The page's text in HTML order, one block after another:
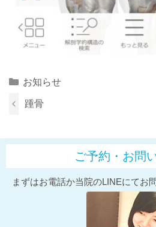
Categories
お知らせ
踵骨
ご予約・お問
まずはお電話か当院のLINEにてお